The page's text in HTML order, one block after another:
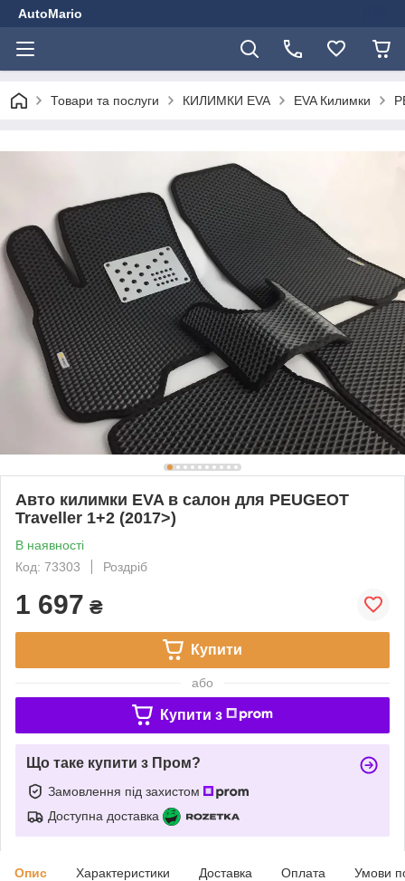
AutoMario
Товари та послуги КИЛИМКИ EVA EVA Килимки
Авто килимки EVA в салон для PEUGEOT
Traveller 1+2 (2017>)
В наявності
Код: 73303
Роздріб
1 697 ₴
Купити
або
Купити з
Що таке купити з Пром?
Замовлення під захистом
Доступна доставка
Опис Характеристики Доставка Оплата Умови